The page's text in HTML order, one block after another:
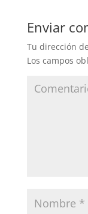
Enviar
Tu dirección
Los campos